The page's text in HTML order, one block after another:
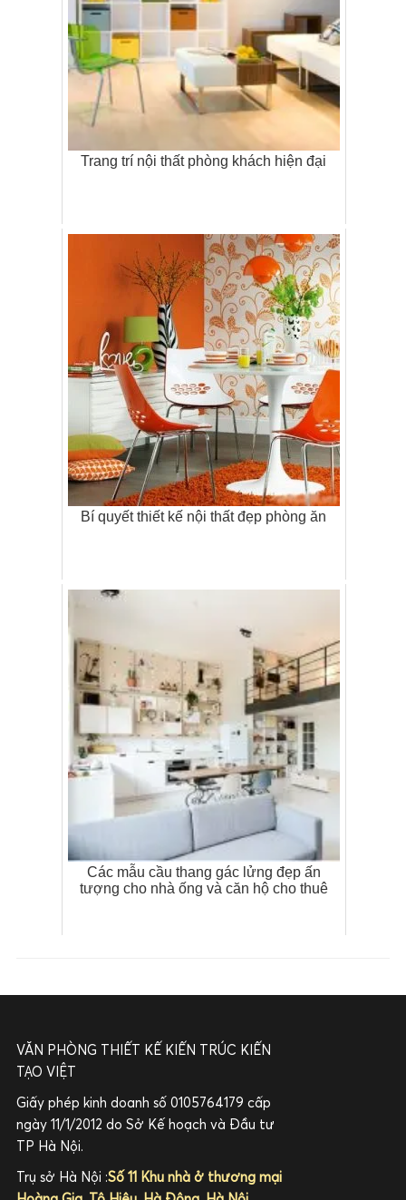
Trang trí nội thất phòng khách hiện đại
Bí quyết thiết kế nội thất đẹp phòng ăn
Các mẫu cầu thang gác lửng đẹp ấn
tượng cho nhà ống và căn hộ cho thuê
VĂN PHÒNG THIẾT KẾ KIẾN TRÚC KIẾN
TẠO VIỆT
Giấy phép kinh doanh số 0105764179 cấp
ngày 11/1/2012 do Sở Kế hoạch và Đầu tư
TP Hà Nội.
Trụ sở Hà Nội :Số 11 Khu nhà ở thương mại